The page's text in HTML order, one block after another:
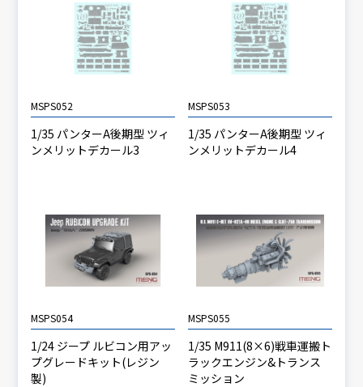
MSPS052
1/35 パンターA後期型 ツィ
ンメリットデカール3
MSPS053
1/35 パンターA後期型 ツィ
ンメリットデカール4
MSPS054
1/24 ジープ ルビコン用アッ
プグレードキット(レジン
製)
MSPS055
1/35 M911(8×6)戦車運搬ト
ラックエンジン&トランス
ミッション